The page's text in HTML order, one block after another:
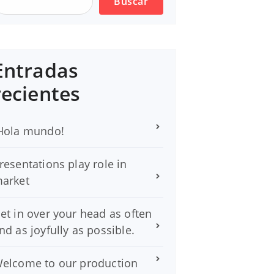
mundo!
play role in
in over your head as often
as joyfully as possible.
to our production